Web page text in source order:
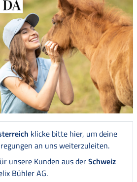
klicke bitte hier, um deine
an uns weiterzuleiten.
unsere Kunden aus derSchweiz
Bühler AG.